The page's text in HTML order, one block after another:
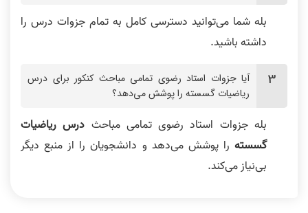
بله شما می‌توانید دسترسی کامل به تمام جزوات درس را
داشته باشید.
آیا جزوات استاد رضوی تمامی مباحث کنکور برای درس
ریاضیات گسسته را پوشش می‌دهد؟
بله جزوات استاد رضوی تمامی مباحث درس ریاضیات
گسسته را پوشش می‌دهد و دانشجویان را از منبع دیگر
بی‌نیاز می‌کند.